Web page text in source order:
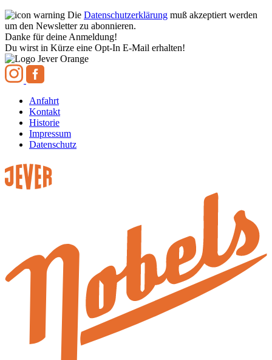
Die Datenschutzerklärung muß akzeptiert werden
um den Newsletter zu abonnieren.
Danke für deine Anmeldung!
Du wirst in Kürze eine Opt-In E-Mail erhalten!
Anfahrt
Kontakt
Historie
Impressum
Datenschutz